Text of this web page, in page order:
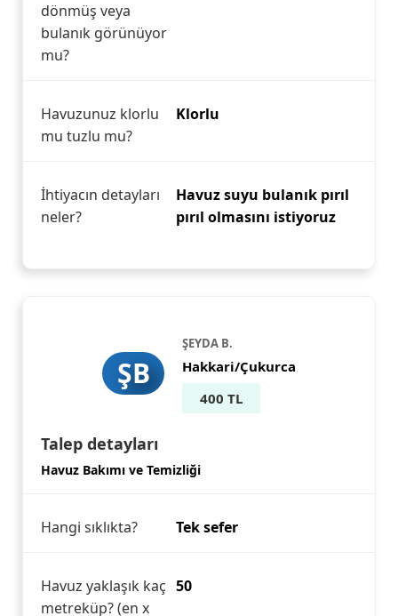
dönmüş veya
bulanık görünüyor
mu?
Havuzunuz klorlu
mu tuzlu mu?
Klorlu
İhtiyacın detayları
neler?
Havuz suyu bulanık pırıl
pırıl olmasını istiyoruz
ŞB
ŞEYDA B.
Hakkari/Çukurca
400 TL
Talep detayları
Havuz Bakımı ve Temizliği
Hangi sıklıkta? Tek sefer
Havuz yaklaşık kaç
metreküp? (en x
50